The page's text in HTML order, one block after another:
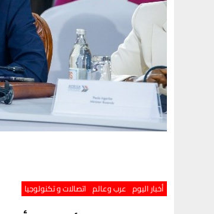
أخبار اليوم عرب وعالم اتصالات و تكنولوجيا